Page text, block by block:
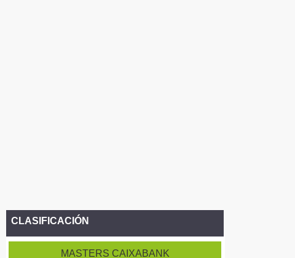
CLASIFICACIÓN
MASTERS CAIXABANK